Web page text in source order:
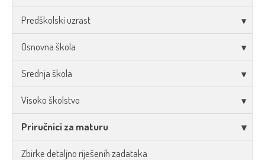
Predškolski uzrast
Osnovna škola
Srednja škola
Visoko školstvo
Priručnici za maturu
Zbirke detaljno riješenih zadataka